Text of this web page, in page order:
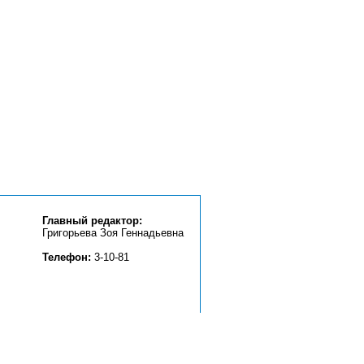
Главный редактор:
Григорьева Зоя Геннадьевна
Телефон: 3-10-81